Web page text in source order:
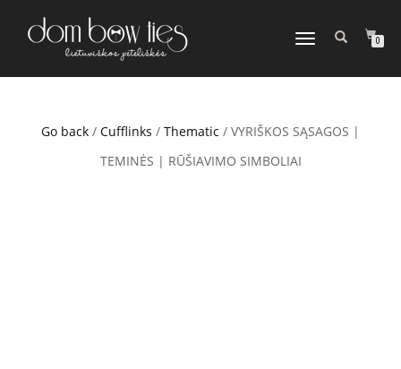
TOGGLE
0
Go back / Cufflinks / Thematic / VYRIŠKOS SĄSAGOS |
TEMINĖS | RŪŠIAVIMO SIMBOLIAI